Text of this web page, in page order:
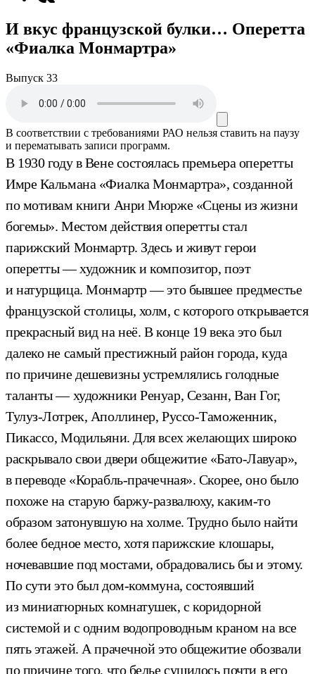
И вкус французской булки… Оперетта
«Фиалка Монмартра»
Выпуск 33
В соответствии с требованиями РАО нельзя ставить на паузу
и перематывать записи программ.
В 1930 году в Вене состоялась премьера оперетты
Имре Кальмана «Фиалка Монмартра», созданной
по мотивам книги Анри Мюрже «Сцены из жизни
богемы». Местом действия оперетты стал
парижский Монмартр. Здесь и живут герои
оперетты — художник и композитор, поэт
и натурщица. Монмартр — это бывшее предместье
французской столицы, холм, с которого открывается
прекрасный вид на неё. В конце 19 века это был
далеко не самый престижный район города, куда
по причине дешевизны устремлялись голодные
таланты — художники Ренуар, Сезанн, Ван Гог,
Тулуз-Лотрек, Аполлинер, Руссо-Таможенник,
Пикассо, Модильяни. Для всех желающих широко
раскрывало свои двери общежитие «Бато-Лавуар»,
в переводе «Корабль-прачечная». Скорее, оно было
похоже на старую баржу-развалюху, каким-то
образом затонувшую на холме. Трудно было найти
более бедное место, хотя парижские клошары,
ночевавшие под мостами, обрадовались бы и этому.
По сути это был дом-коммуна, состоявший
из миниатюрных комнатушек, с коридорной
системой и с одним водопроводным краном на все
пять этажей. А прачечной это общежитие обозвали
по причине того, что белье сушилось почти в его